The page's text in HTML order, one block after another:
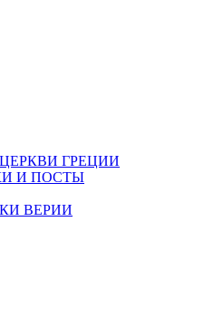
ГРЕЦИИ
И ПОСТЫ
ВЕРИИ